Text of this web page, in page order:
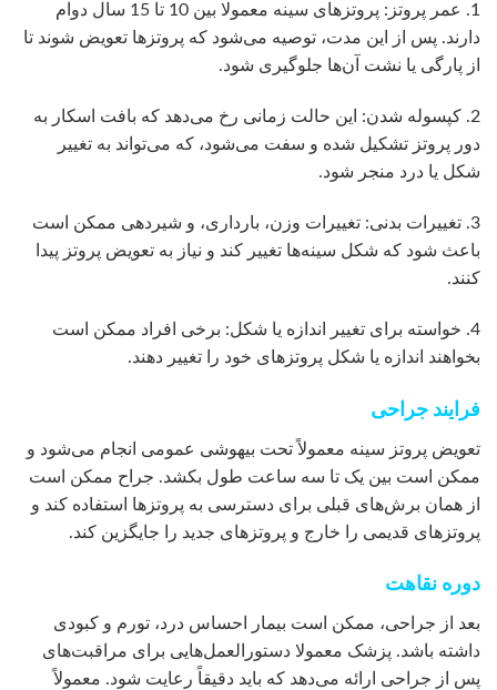
1. عمر پروتز: پروتزهای سینه معمولا بین 10 تا 15 سال دوام
دارند. پس از این مدت، توصیه می‌شود که پروتزها تعویض شوند تا
از پارگی یا نشت آن‌ها جلوگیری شود.
2. کپسوله شدن: این حالت زمانی رخ می‌دهد که بافت اسکار به
دور پروتز تشکیل شده و سفت می‌شود، که می‌تواند به تغییر
شکل یا درد منجر شود.
3. تغییرات بدنی: تغییرات وزن، بارداری، و شیردهی ممکن است
باعث شود که شکل سینه‌ها تغییر کند و نیاز به تعویض پروتز پیدا
کنند.
4. خواسته برای تغییر اندازه یا شکل: برخی افراد ممکن است
بخواهند اندازه یا شکل پروتزهای خود را تغییر دهند.
فرایند جراحی
تعویض پروتز سینه معمولاً تحت بیهوشی عمومی انجام می‌شود و
ممکن است بین یک تا سه ساعت طول بکشد. جراح ممکن است
از همان برش‌های قبلی برای دسترسی به پروتزها استفاده کند و
پروتزهای قدیمی را خارج و پروتزهای جدید را جایگزین کند.
دوره نقاهت
بعد از جراحی، ممکن است بیمار احساس درد، تورم و کبودی
داشته باشد. پزشک معمولا دستورالعمل‌هایی برای مراقبت‌های
پس از جراحی ارائه می‌دهد که باید دقیقاً رعایت شود. معمولاً